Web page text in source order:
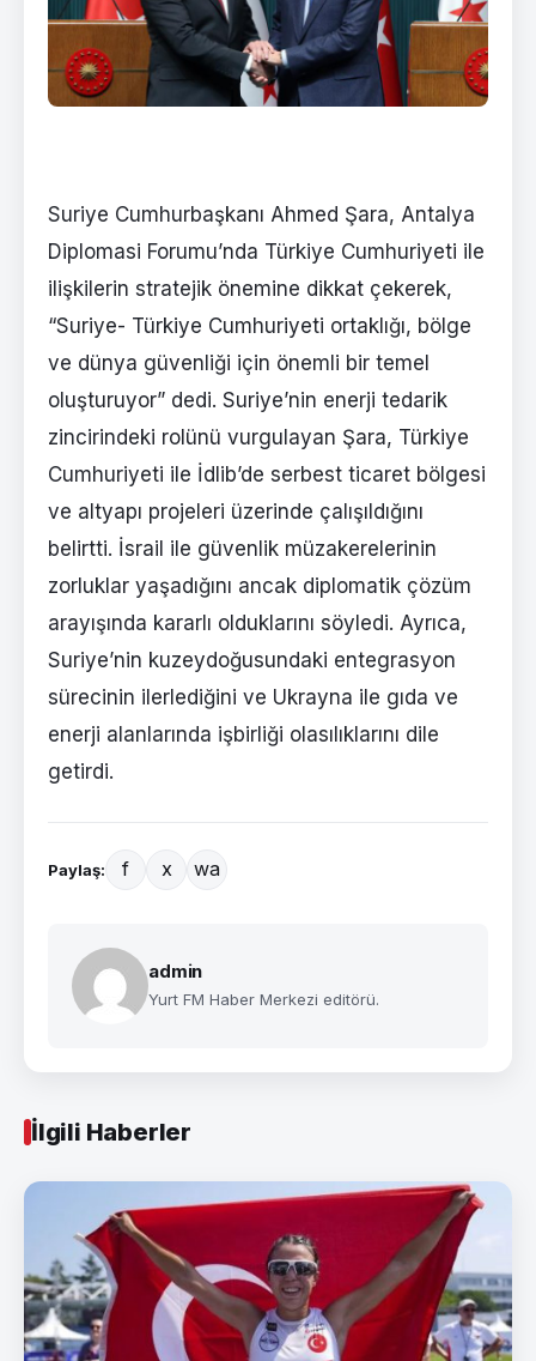
Suriye Cumhurbaşkanı Ahmed Şara, Antalya
Diplomasi Forumu’nda Türkiye Cumhuriyeti ile
ilişkilerin stratejik önemine dikkat çekerek,
“Suriye- Türkiye Cumhuriyeti ortaklığı, bölge
ve dünya güvenliği için önemli bir temel
oluşturuyor” dedi. Suriye’nin enerji tedarik
zincirindeki rolünü vurgulayan Şara, Türkiye
Cumhuriyeti ile İdlib’de serbest ticaret bölgesi
ve altyapı projeleri üzerinde çalışıldığını
belirtti. İsrail ile güvenlik müzakerelerinin
zorluklar yaşadığını ancak diplomatik çözüm
arayışında kararlı olduklarını söyledi. Ayrıca,
Suriye’nin kuzeydoğusundaki entegrasyon
sürecinin ilerlediğini ve Ukrayna ile gıda ve
enerji alanlarında işbirliği olasılıklarını dile
getirdi.
Paylaş: f x wa
admin
Yurt FM Haber Merkezi editörü.
İlgili Haberler